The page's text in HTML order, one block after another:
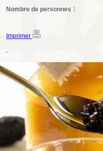
Nombre de personnes 1
Imprimer